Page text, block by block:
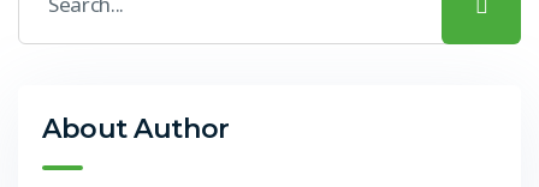
About Author